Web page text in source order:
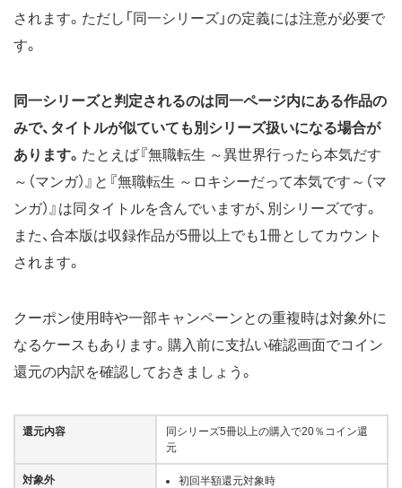
されます。ただし「同一シリーズ」の定義には注意が必要で
す。
同一シリーズと判定されるのは同一ページ内にある作品の
みで、タイトルが似ていても別シリーズ扱いになる場合が
あります。 たとえば『無職転生 ～異世界行ったら本気だす
～（マンガ）』と『無職転生 ～ロキシーだって本気です～（マ
ンガ）』は同タイトルを含んでいますが、別シリーズです。
また、合本版は収録作品が5冊以上でも1冊としてカウント
されます。
クーポン使用時や一部キャンペーンとの重複時は対象外に
なるケースもあります。購入前に支払い確認画面でコイン
還元の内訳を確認しておきましょう。
還元内容
同シリーズ5冊以上の購入で20％コイン還
元
対象外
初回半額還元対象時